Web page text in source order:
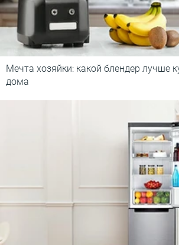
Мечта хозяйки: какой блендер лучше
дома